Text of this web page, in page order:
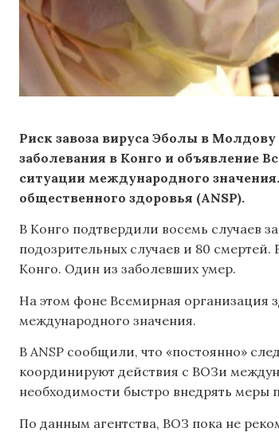
Риск завоза вируса Эболы в
заболевания в Конго и объявление
ситуации международного
общественного здоровья (ANSP).
В Конго подтвердили восемь случаев
подозрительных случаев и 80
Конго. Один из заболевших умер.
На этом фоне Всемирная организация
международного значения.
В ANSP сообщили, что «постоянно»
координируют действия с ВОЗи
необходимости быстро внедрять меры
По данным агентства, ВОЗ пока не